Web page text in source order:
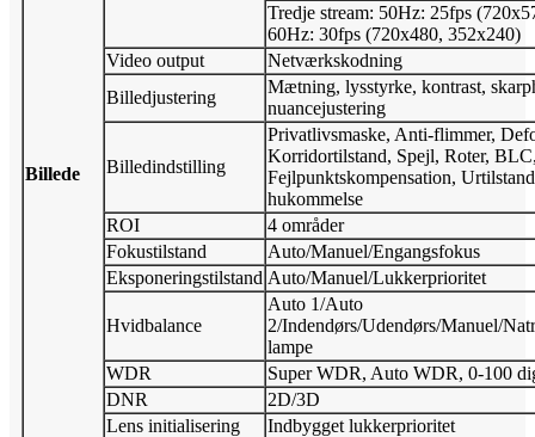
Billede
Tredje stream: 50Hz: 25fps
60Hz: 30fps (720x480, 352x240)
Video output
Netværkskodning
Billedjustering
Mætning, lysstyrke, kontrast,
nuancejustering
Billedindstilling
Privatlivsmaske, Anti-flimmer,
Korridortilstand, Spejl, Roter,
Fejlpunktskompensation,
hukommelse
ROI
4 områder
Fokustilstand
Auto/Manuel/Engangsfokus
Eksponeringstilstand Auto/Manuel/Lukkerprioritet
Hvidbalance
Auto 1/Auto
2/Indendørs/Udendørs/Manuel/
lampe
WDR
Super WDR, Auto WDR, 0-100
DNR
2D/3D
Lens initialisering
Indbygget lukkerprioritet